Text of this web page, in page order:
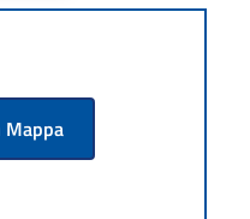
Mappa